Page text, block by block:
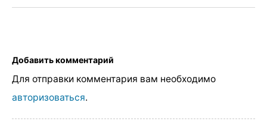
Добавить комментарий
Для отправки комментария вам необходимо
авторизоваться.